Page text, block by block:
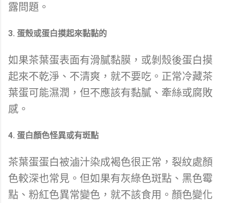
露問題。
3. 蛋殼或蛋白摸起來黏黏的
如果茶葉蛋表面有滑膩黏膜，或剝殼後蛋白摸
起來不乾淨、不清爽，就不要吃。正常冷藏茶
葉蛋可能濕潤，但不應該有黏膩、牽絲或腐敗
感。
4. 蛋白顏色怪異或有斑點
茶葉蛋蛋白被滷汁染成褐色很正常，裂紋處顏
色較深也常見。但如果有灰綠色斑點、黑色霉
點、粉紅色異常變色，就不該食用。顏色變化